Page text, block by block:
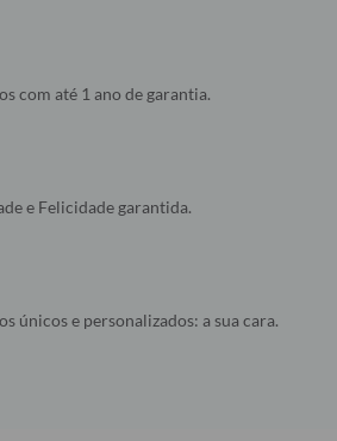
com até 1 ano de garantia.
e Felicidade garantida.
únicos e personalizados: a sua cara.